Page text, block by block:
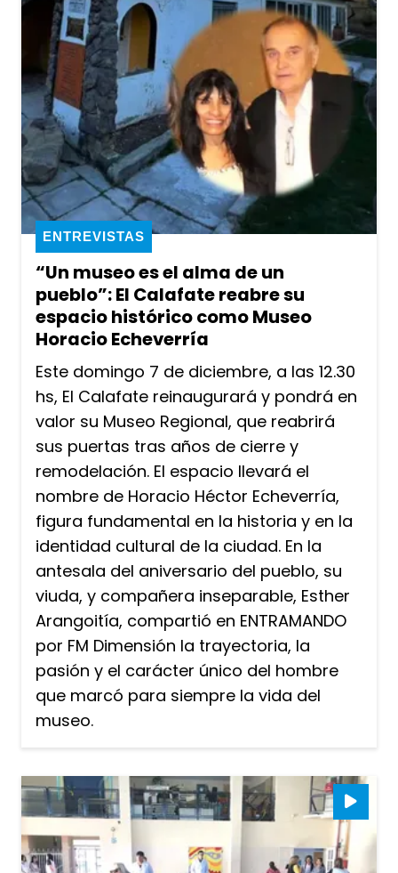
“Un museo es el alma de un
pueblo”: El Calafate reabre su
espacio histórico como Museo
Horacio Echeverría
ENTREVISTAS
Este domingo 7 de diciembre, a las 12.30
hs, El Calafate reinaugurará y pondrá en
valor su Museo Regional, que reabrirá
sus puertas tras años de cierre y
remodelación. El espacio llevará el
nombre de Horacio Héctor Echeverría,
figura fundamental en la historia y en la
identidad cultural de la ciudad. En la
antesala del aniversario del pueblo, su
viuda, y compañera inseparable, Esther
Arangoitía, compartió en ENTRAMANDO
por FM Dimensión la trayectoria, la
pasión y el carácter único del hombre
que marcó para siempre la vida del
museo.